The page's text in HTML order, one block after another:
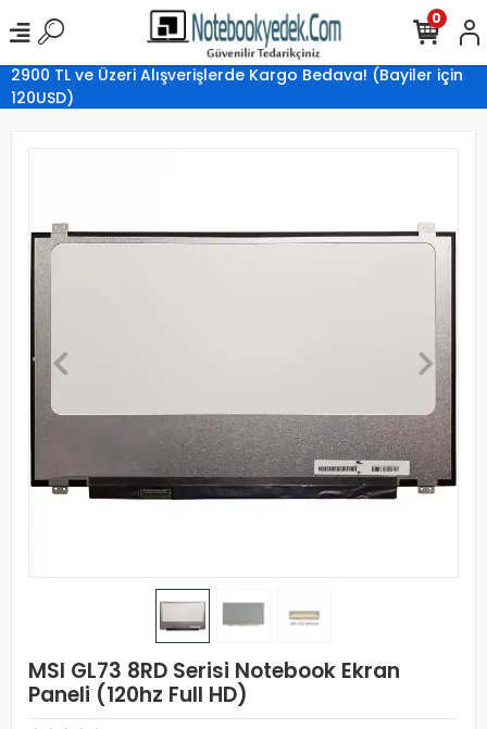
2900 TL ve Üzeri Alışverişlerde Kargo Bedava! (Bayiler için
120USD)
0
MSI GL73 8RD Serisi Notebook Ekran
Paneli (120hz Full HD)